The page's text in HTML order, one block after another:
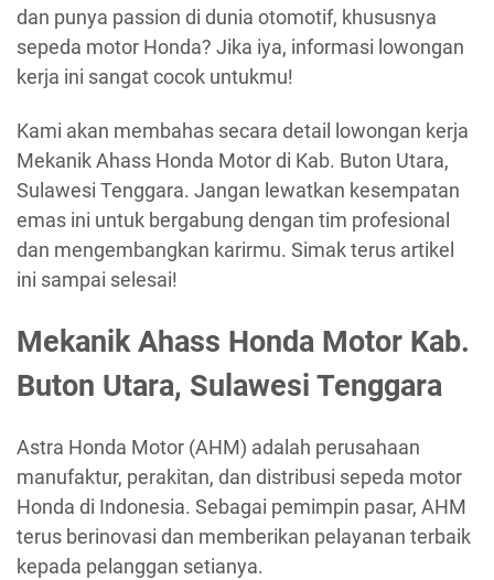
dan punya passion di dunia otomotif, khususnya
sepeda motor Honda? Jika iya, informasi lowongan
kerja ini sangat cocok untukmu!
Kami akan membahas secara detail lowongan kerja
Mekanik Ahass Honda Motor di Kab. Buton Utara,
Sulawesi Tenggara. Jangan lewatkan kesempatan
emas ini untuk bergabung dengan tim profesional
dan mengembangkan karirmu. Simak terus artikel
ini sampai selesai!
Mekanik Ahass Honda Motor Kab.
Buton Utara, Sulawesi Tenggara
Astra Honda Motor (AHM) adalah perusahaan
manufaktur, perakitan, dan distribusi sepeda motor
Honda di Indonesia. Sebagai pemimpin pasar, AHM
terus berinovasi dan memberikan pelayanan terbaik
kepada pelanggan setianya.